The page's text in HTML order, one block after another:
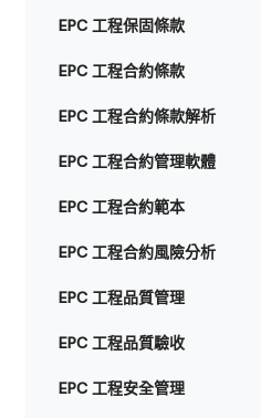
EPC 工程保固條款
EPC 工程合約條款
EPC 工程合約條款解析
EPC 工程合約管理軟體
EPC 工程合約範本
EPC 工程合約風險分析
EPC 工程品質管理
EPC 工程品質驗收
EPC 工程安全管理